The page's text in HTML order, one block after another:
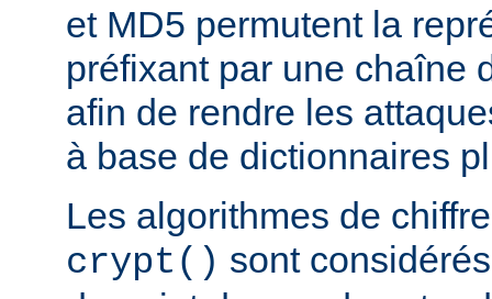
et MD5 permutent la
préfixant par une chaîne
afin de rendre les
à base de dictionnaires
Les algorithmes de
crypt() sont